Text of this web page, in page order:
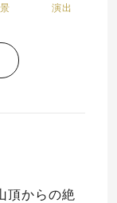
演出
頂からの絶